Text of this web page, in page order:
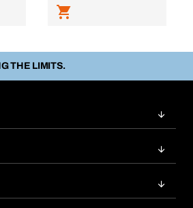
THE LIMITS.